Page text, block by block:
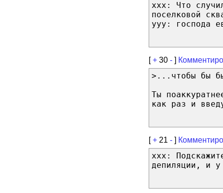
xxx: Что
поселковой
yyy: господа
[+ 30 - ]
>...чтобы бы
Ты
как раз и
[+ 21 - ]
xxx:
депиляции, и у